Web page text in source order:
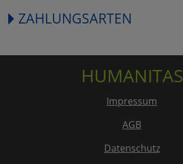
ZAHLUNGSARTEN
HUMANITAS
Impressum
AGB
Datenschutz